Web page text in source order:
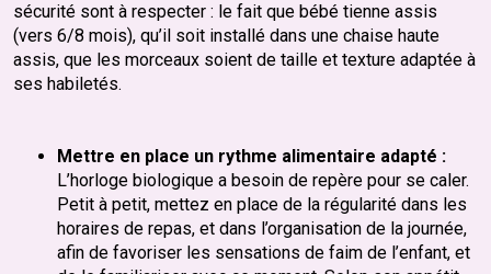
sécurité sont à respecter : le fait que bébé tienne assis
(vers 6/8 mois), qu’il soit installé dans une chaise haute
assis, que les morceaux soient de taille et texture adaptée à
ses habiletés.
Mettre en place un rythme alimentaire adapté :
L’horloge biologique a besoin de repère pour se caler.
Petit à petit, mettez en place de la régularité dans les
horaires de repas, et dans l’organisation de la journée,
afin de favoriser les sensations de faim de l’enfant, et